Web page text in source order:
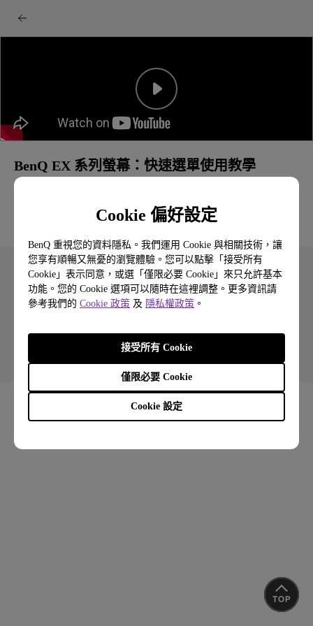
Cookie 偏好設定
BenQ 重視您的資料隱私。我們運用 Cookie 與相關技術，讓
您享有順暢又無憂的瀏覽體驗。您可以點擊「接受所有
Cookie」表示同意，或選「僅限必要 Cookie」來只允許基本
功能。您的 Cookie 選項可以隨時在這裡調整。更多資訊請
參考我們的 Cookie 政策 及 隱私權政策 。
Cookie 設定
僅限必要 Cookie
接受所有 Cookie
BenQ EX 系列螢幕：快速選單使用教學
Cookie 政策